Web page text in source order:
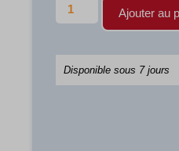
Ajouter au
Disponible sous 7 jours